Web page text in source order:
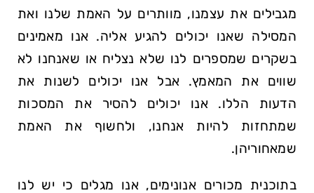
מגבילים את עצמנו, מוותרים על האמת שלנו ואת
המסילה שאנו יכולים להגיע אליה. אנו מאמינים
בשקרים שמספרים לנו שלא נצליח או שאנחנו לא
שווים את המאמץ. אבל אנו יכולים לשנות את
הדעות הללו. אנו יכולים להסיר את המסכות
שמתחזות להיות אנחנו, ולחשוף את האמת
שמאחוריהן.
בתוכנית מכורים אנונימים, אנו מגלים כי יש לנו